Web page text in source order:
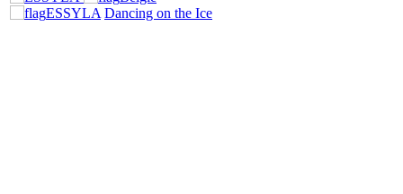
ESSYLA Dancing on the Ice